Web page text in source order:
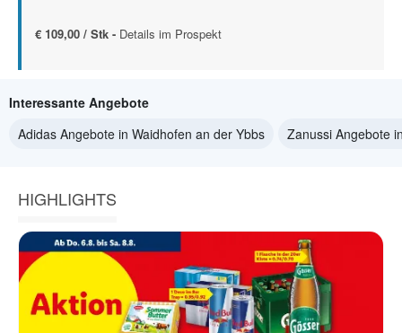
€ 109,00 / Stk - Details im Prospekt
Interessante Angebote
Adidas Angebote in Waidhofen an der Ybbs
Zanussi Angebote
HIGHLIGHTS